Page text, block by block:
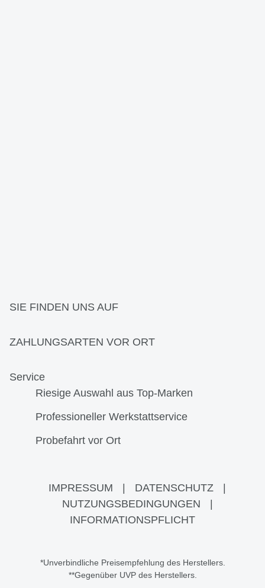
SIE FINDEN UNS AUF
ZAHLUNGSARTEN VOR ORT
Service
Riesige Auswahl aus Top-Marken
Professioneller Werkstattservice
Probefahrt vor Ort
IMPRESSUM DATENSCHUTZ
NUTZUNGSBEDINGUNGEN
INFORMATIONSPFLICHT
*Unverbindliche Preisempfehlung des Herstellers.
**Gegenüber UVP des Herstellers.